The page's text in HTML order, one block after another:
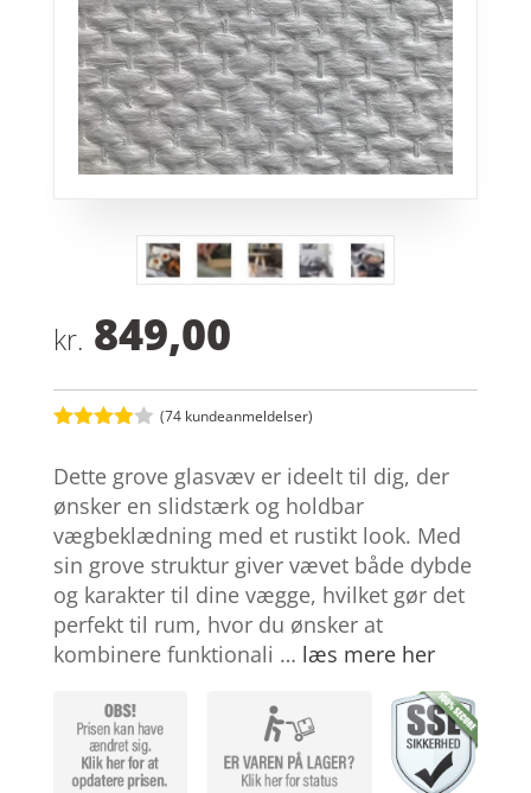
kr. 849,00
ud af 5
baseret
på
kundebed
ømmelse
r
(74 kundeanmeldelser)
Dette grove glasvæv er ideelt til dig, der
ønsker en slidstærk og holdbar
vægbeklædning med et rustikt look. Med
sin grove struktur giver vævet både dybde
og karakter til dine vægge, hvilket gør det
perfekt til rum, hvor du ønsker at
kombinere funktionali … læs mere her